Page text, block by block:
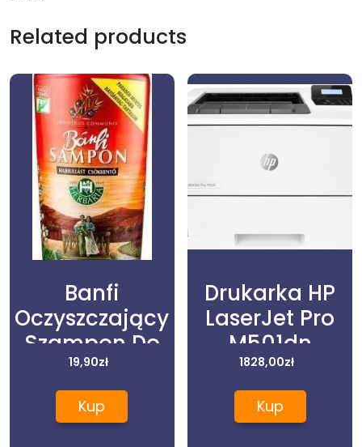
Related products
Banfi
Oczyszczający
Szampon Do
Włosów 250Ml
19,90zł
Kup
Drukarka HP
LaserJet Pro
M501dn
(J8H61A)
1828,00zł
Kup